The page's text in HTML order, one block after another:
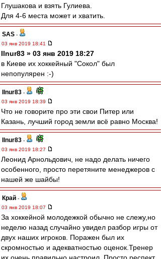
Глушакова и взять Гулиева.
Для 4-6 места может и хватить.
SAS -
03 янв 2019 18:41
Ilnur83 » 03 янв 2019 18:27
в Киеве их хоккейный "Сокол" был
непопулярен :-)
Ilnur83 -
03 янв 2019 18:39
Что не говорите про эти свои Питер или
Казань, лучший город земли всё равно Москва!
Ilnur83 -
03 янв 2019 18:27
Леонид Арнольдович, не надо делать ничего
особенного, просто перетяните менеджеров с
нашей же шайбы!
Край -
03 янв 2019 18:07
За хоккейной молодежкой обычно не слежу,но
неделю назад случайно увидел разбор игры от
двух наших игроков. Поражен был их
скромностью и адекватностью оценок.Тренер